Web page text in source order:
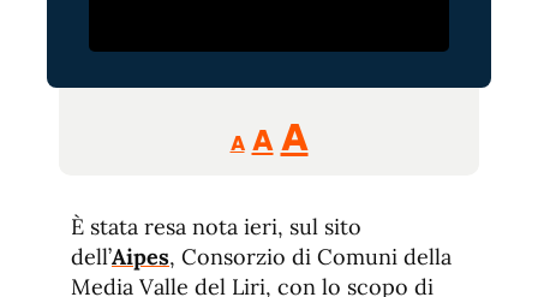
A
Reducir
tamaño
A Restablecer
de
fuente
AAumentar
de
È stata resa nota ieri, sul sito
dell’Aipes, Consorzio di Comuni della
Media Valle del Liri, con lo scopo di